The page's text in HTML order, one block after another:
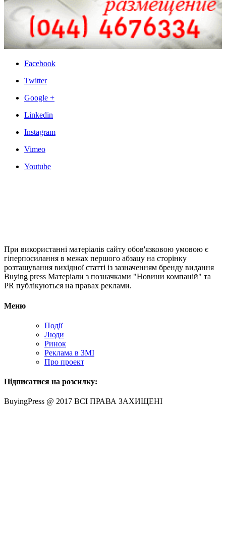
Facebook
Twitter
Google +
Linkedin
Instagram
Vimeo
Youtube
При використанні матеріалів сайту обов'язковою умовою є
гіперпосилання в межах першого абзацу на сторінку
розташування вихідної статті із зазначенням бренду видання
Buying press Матеріали з позначками "Новини компаній" та
PR публікуються на правах реклами.
Меню
Події
Люди
Ринок
Реклама в ЗМІ
Про проект
Підписатися на розсилку:
BuyingPress @ 2017 ВСІ ПРАВА ЗАХИЩЕНІ